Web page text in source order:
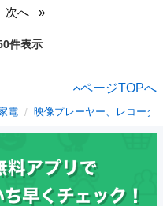
次へ
件表示
ページTOPへ
電 映像プレーヤー、レコーダ